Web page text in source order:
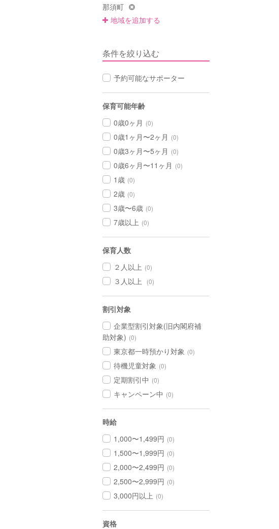
那須町
地域を追加する
条件を絞り込む
予約可能なサポーター
保育可能年齢
0歳0ヶ月 (0)
0歳1ヶ月〜2ヶ月 (0)
0歳3ヶ月〜5ヶ月 (0)
0歳6ヶ月〜11ヶ月 (0)
1歳 (0)
2歳 (0)
3歳〜6歳 (0)
7歳以上 (0)
保育人数
２人以上 (0)
３人以上 (0)
割引対象
企業型割引対象(旧内閣府補
助対象) (0)
東京都一時預かり対象 (0)
待機児童対象 (0)
定期割引中 (0)
キャンペーン中 (0)
時給
1,000〜1,499円 (0)
1,500〜1,999円 (0)
2,000〜2,499円 (0)
2,500〜2,999円 (0)
3,000円以上 (0)
資格